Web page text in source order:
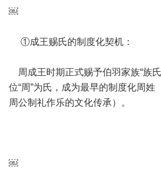
￼
①成王赐氏的制度化契机：
周成王时期正式赐予伯羽家族“族
位“周”为氏，成为最早的制度化周姓
周公制礼作乐的文化传承）。
￼